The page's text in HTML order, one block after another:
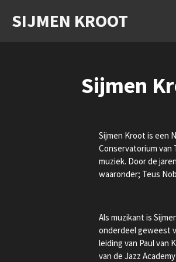
direct
SIJMEN KROOT
Sijmen
Sijmen Kroot is een
Conservatorium van
muziek. Door de
waaronder; Teus
Als muzikant is
onderdeel geweest
leiding van Paul van
van de Jazz